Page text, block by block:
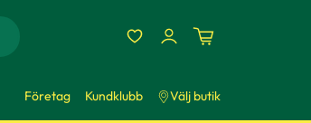
Företag Kundklubb Välj butik